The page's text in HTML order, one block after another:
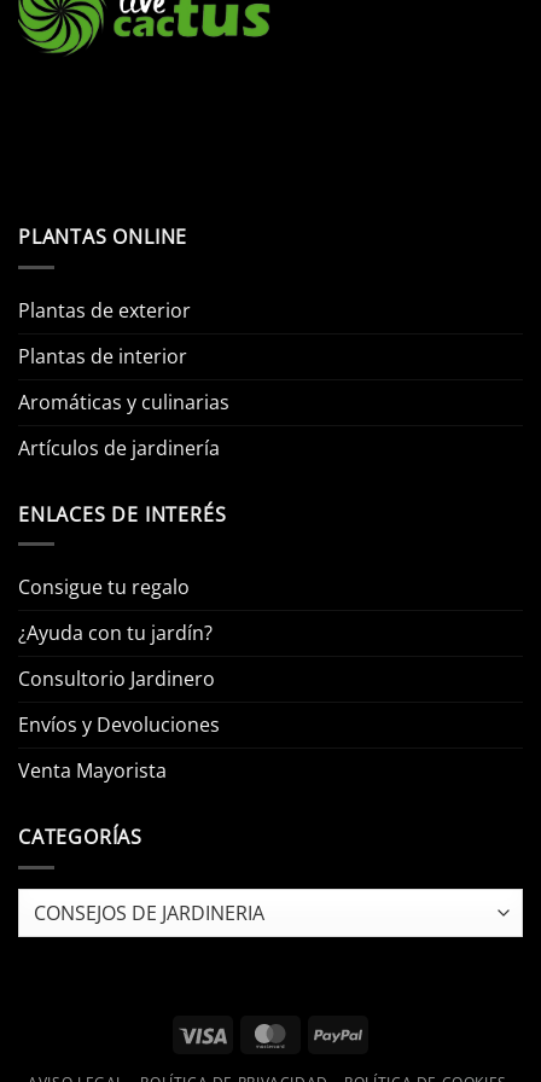
PLANTAS ONLINE
Plantas de exterior
Plantas de interior
Aromáticas y culinarias
Artículos de jardinería
ENLACES DE INTERÉS
Consigue tu regalo
¿Ayuda con tu jardín?
Consultorio Jardinero
Envíos y Devoluciones
Venta Mayorista
CATEGORÍAS
Categorías
Visa MasterCardPayPal